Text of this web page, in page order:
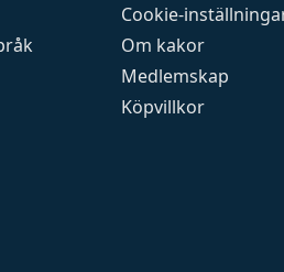
Cookie-
Om kakor
Medlemskap
Köpvillkor